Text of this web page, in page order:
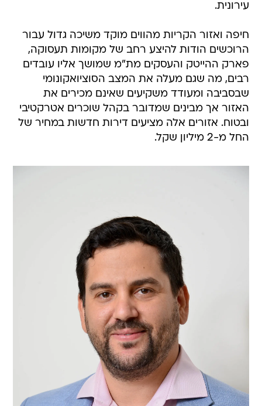
עירונית.
חיפה ואזור הקריות מהווים מוקד משיכה גדול עבור
הרוכשים הודות להיצע רחב של מקומות תעסוקה,
פארק ההייטק והעסקים מת"מ שמושך אליו עובדים
רבים, מה שגם מעלה את המצב הסוציואקונומי
שבסביבה ומעודד משקיעים שאינם מכירים את
האזור אך מבינים שמדובר בקהל שוכרים אטרקטיבי
ובטוח. אזורים אלה מציעים דירות חדשות במחיר של
החל מ-2 מיליון שקל.